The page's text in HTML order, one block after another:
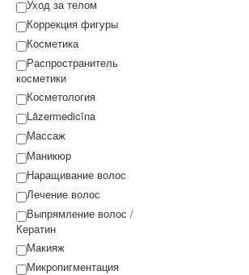
Уход за телом
Коррекция фигуры
Косметика
Распространитель
косметики
Косметология
Lāzermedicīna
Массаж
Маникюр
Наращивание волос
Лечение волос
Выпрямление волос /
Кератин
Макияж
Микропигментация